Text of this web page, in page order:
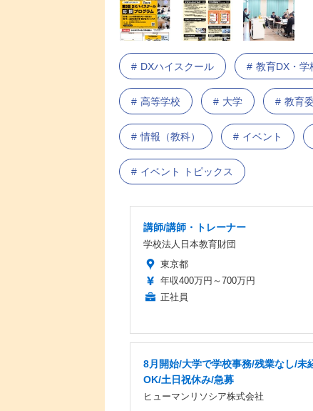
DXハイスクール 教育DX・学
高等学校 大学 教育
情報（教科） イベント
イベント トピックス
講師/講師・トレーナー
学校法人日本教育財団
東京都
年収400万円～700万円
正社員
8月開始/大学で学校事務/残業なし/未
OK/土日祝休み/急募
ヒューマンリソシア株式会社